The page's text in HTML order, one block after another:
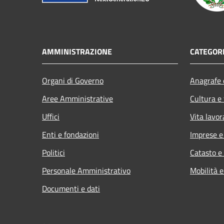
AMMINISTRAZIONE
Organi di Governo
Aree Amministrative
Uffici
Enti e fondazioni
Politici
Personale Amministrativo
Documenti e dati
Cultura
Vita
Imprese
Catasto
Mobilità